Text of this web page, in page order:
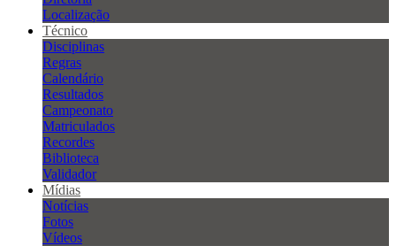
Localização
Técnico
Disciplinas
Regras
Calendário
Resultados
Campeonato
Matriculados
Recordes
Biblioteca
Validador
Mídias
Notícias
Fotos
Vídeos